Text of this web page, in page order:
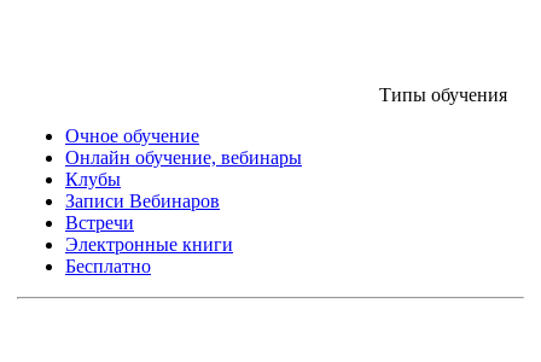
Типы обучения
Очное обучение
Онлайн обучение, вебинары
Клубы
Записи Вебинаров
Встречи
Электронные книги
Бесплатно